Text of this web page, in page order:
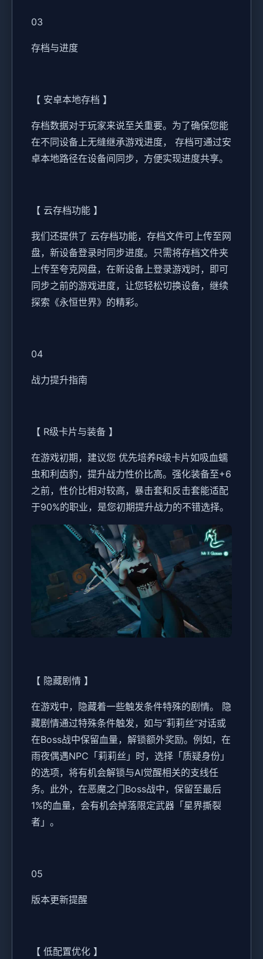
03
存档与进度
【 安卓本地存档 】
存档数据对于玩家来说至关重要。为了确保您能
在不同设备上无缝继承游戏进度， 存档可通过安
卓本地路径在设备间同步，方便实现进度共享。
【 云存档功能 】
我们还提供了 云存档功能，存档文件可上传至网
盘，新设备登录时同步进度。只需将存档文件夹
上传至夸克网盘，在新设备上登录游戏时，即可
同步之前的游戏进度，让您轻松切换设备，继续
探索《永恒世界》的精彩。
04
战力提升指南
【 R级卡片与装备 】
在游戏初期，建议您 优先培养R级卡片如吸血蠕
虫和利齿豹，提升战力性价比高。强化装备至+6
之前，性价比相对较高，暴击套和反击套能适配
于90%的职业，是您初期提升战力的不错选择。
【 隐藏剧情 】
在游戏中，隐藏着一些触发条件特殊的剧情。 隐
藏剧情通过特殊条件触发，如与“莉莉丝”对话或
在Boss战中保留血量，解锁额外奖励。例如，在
雨夜偶遇NPC「莉莉丝」时，选择「质疑身份」
的选项，将有机会解锁与AI觉醒相关的支线任
务。此外，在恶魔之门Boss战中，保留至最后
1%的血量，会有机会掉落限定武器「星界撕裂
者」。
05
版本更新提醒
【 低配置优化 】